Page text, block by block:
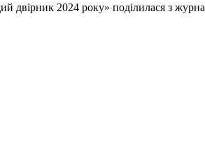
двірник 2024 року» поділилася з